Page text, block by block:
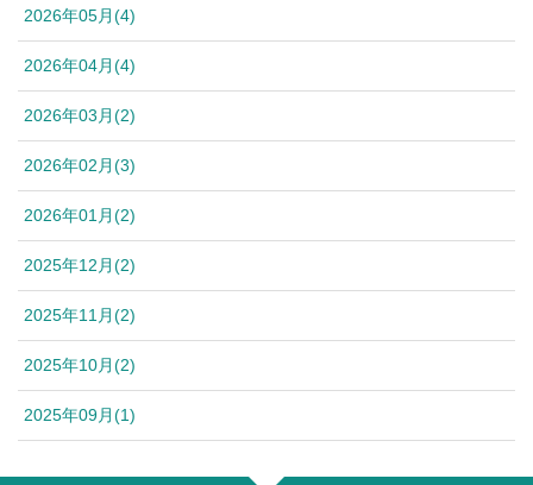
2026年05月(4)
2026年04月(4)
2026年03月(2)
2026年02月(3)
2026年01月(2)
2025年12月(2)
2025年11月(2)
2025年10月(2)
2025年09月(1)